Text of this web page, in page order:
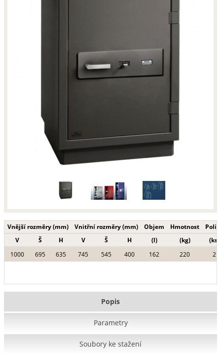
Vnější rozměry (mm) Vnitřní rozměry (mm) Objem Hmotnost
V
Š H V Š H (l) (kg)
(ks)
1000
695 635 745 545 400 162 220 2
Popis
Parametry
Soubory ke stažení